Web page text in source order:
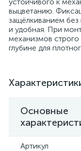
выцветанию.
защёлкиванием без
и удобная. При
механизмов
глубине для
Основные
Артикул